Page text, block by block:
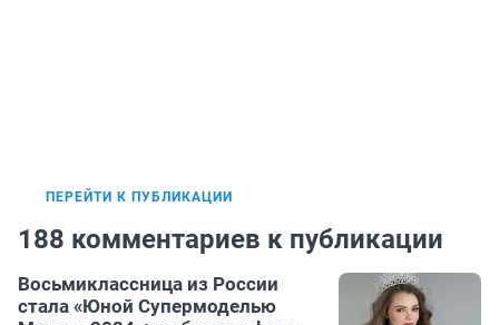
ПЕРЕЙТИ К ПУБЛИКАЦИИ
188 комментариев к публикации
Восьмиклассница из России
стала «Юной Супермоделью